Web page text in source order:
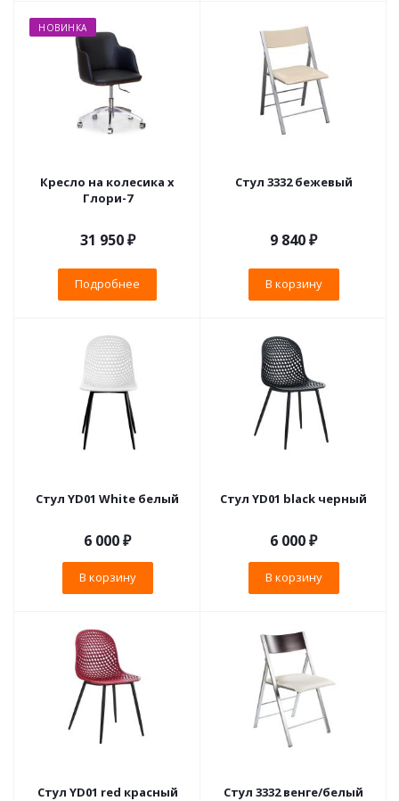
НОВИНКА
Кресло на колесика х
Глори-7
31 950 ₽
Подробнее
Стул 3332 бежевый
9 840₽
В корзину
Стул YD01 White белый
6 000₽
В корзину
Стул YD01 black черный
6 000₽
В корзину
Стул YD01 red красный Стул 3332 венге/белый